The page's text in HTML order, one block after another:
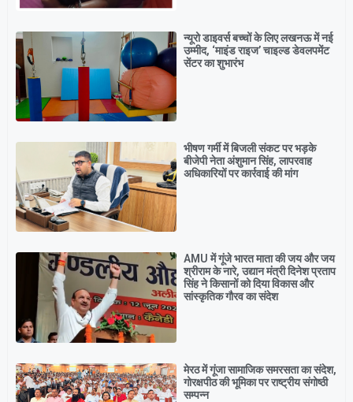
न्यूरो डाइवर्स बच्चों के लिए लखनऊ में नई
उम्मीद, ‘माइंड राइज’ चाइल्ड डेवलपमेंट
सेंटर का शुभारंभ
भीषण गर्मी में बिजली संकट पर भड़के
बीजेपी नेता अंशुमान सिंह, लापरवाह
अधिकारियों पर कार्रवाई की मांग
AMU में गूंजे भारत माता की जय और जय
श्रीराम के नारे, उद्यान मंत्री दिनेश प्रताप
सिंह ने किसानों को दिया विकास और
सांस्कृतिक गौरव का संदेश
मेरठ में गूंजा सामाजिक समरसता का संदेश,
गोरक्षपीठ की भूमिका पर राष्ट्रीय संगोष्ठी
सम्पन्न